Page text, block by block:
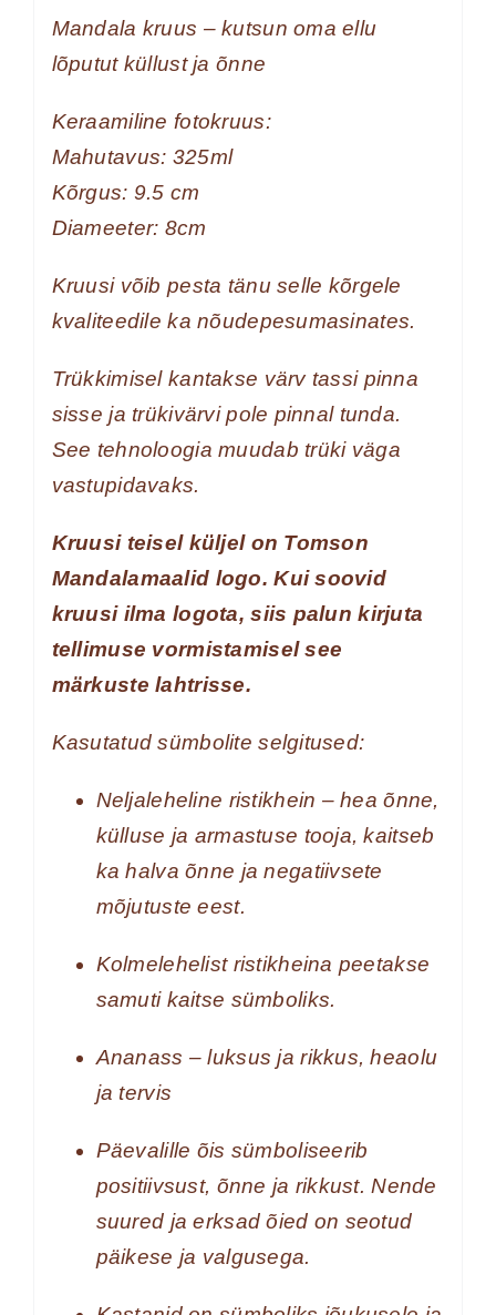
ja
õnne
Mandala kruus – kutsun oma ellu
lõputut küllust ja õnne
Keraamiline fotokruus:
Mahutavus: 325ml
Kõrgus: 9.5 cm
Diameeter: 8cm
Kruusi võib pesta tänu selle kõrgele
kvaliteedile ka nõudepesumasinates.
Trükkimisel kantakse värv tassi pinna
sisse ja trükivärvi pole pinnal tunda.
See tehnoloogia muudab trüki väga
vastupidavaks.
Kruusi teisel küljel on Tomson
Mandalamaalid logo. Kui soovid
kruusi ilma logota, siis palun kirjuta
tellimuse vormistamisel see
märkuste lahtrisse.
Kasutatud sümbolite selgitused:
Neljaleheline ristikhein – hea õnne,
külluse ja armastuse tooja, kaitseb
ka halva õnne ja negatiivsete
mõjutuste eest.
Kolmelehelist ristikheina peetakse
samuti kaitse sümboliks.
Ananass – luksus ja rikkus, heaolu
ja tervis
Päevalille õis sümboliseerib
positiivsust, õnne ja rikkust. Nende
suured ja erksad õied on seotud
päikese ja valgusega.